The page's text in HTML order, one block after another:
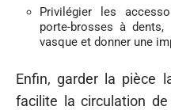
Privilégier les
porte-brosses à
vasque et donner une
Enfin, garder la pièce
facilite la circulation